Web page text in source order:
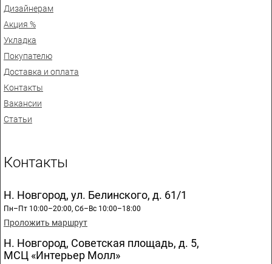
Дизайнерам
Акция %
Укладка
Покупателю
Доставка и оплата
Контакты
Вакансии
Статьи
Контакты
Н. Новгород, ул. Белинского, д. 61/1
Пн–Пт 10:00–20:00, Сб–Вс 10:00–18:00
Проложить маршрут
Н. Новгород, Советская площадь, д. 5,
МСЦ «Интерьер Молл»